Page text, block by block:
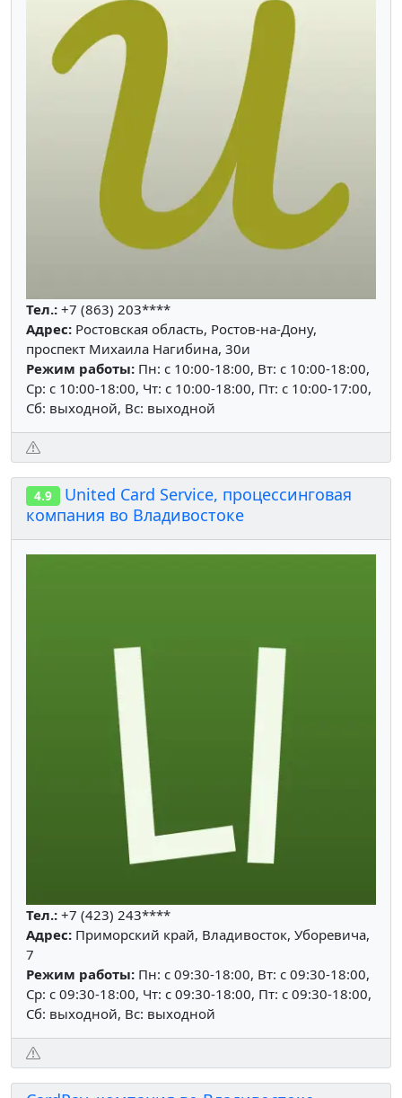
Тел.: +7 (863) 203****
Адрес: Ростовская область, Ростов-на-Дону,
проспект Михаила Нагибина, 30и
Режим работы: Пн: c 10:00-18:00, Вт: c 10:00-18:00,
Ср: c 10:00-18:00, Чт: c 10:00-18:00, Пт: c 10:00-17:00,
Сб: выходной, Вс: выходной
4.9
United Card Service, процессинговая
компания во Владивостоке
Тел.: +7 (423) 243****
Адрес: Приморский край, Владивосток, Уборевича,
7
Режим работы: Пн: c 09:30-18:00, Вт: c 09:30-18:00,
Ср: c 09:30-18:00, Чт: c 09:30-18:00, Пт: c 09:30-18:00,
Сб: выходной, Вс: выходной